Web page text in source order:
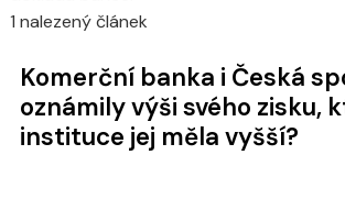
1 nalezený článek
Komerční banka i Česká spořitelna
oznámily výši svého zisku,
instituce jej měla vyšší?